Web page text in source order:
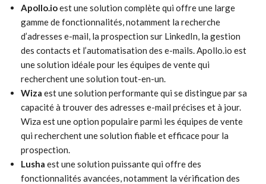
Apollo.ioest une solution complète qui offre une large
gamme de fonctionnalités, notamment la recherche
d’adresses e-mail, la prospection sur LinkedIn, la gestion
des contacts et l’automatisation des e-mails. Apollo.io est
une solution idéale pour les équipes de vente qui
recherchent une solution tout-en-un.
Wiza est une solution performante qui se distingue par sa
capacité à trouver des adresses e-mail précises et à jour.
Wiza est une option populaire parmi les équipes de vente
qui recherchent une solution fiable et efficace pour la
prospection.
Lusha est une solution puissante qui offre des
fonctionnalités avancées, notamment la vérification des